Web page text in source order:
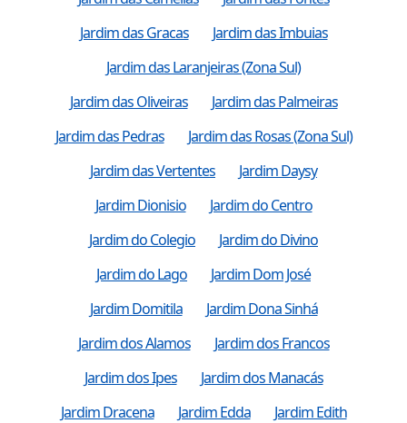
Jardim das Gracas
Jardim das Imbuias
Jardim das Laranjeiras (Zona Sul)
Jardim das Oliveiras
Jardim das Palmeiras
Jardim das Pedras
Jardim das Rosas (Zona Sul)
Jardim das Vertentes
Jardim Daysy
Jardim Dionisio
Jardim do Centro
Jardim do Colegio
Jardim do Divino
Jardim do Lago
Jardim Dom José
Jardim Domitila
Jardim Dona Sinhá
Jardim dos Alamos
Jardim dos Francos
Jardim dos Ipes
Jardim dos Manacás
Jardim Dracena
Jardim Edda
Jardim Edith